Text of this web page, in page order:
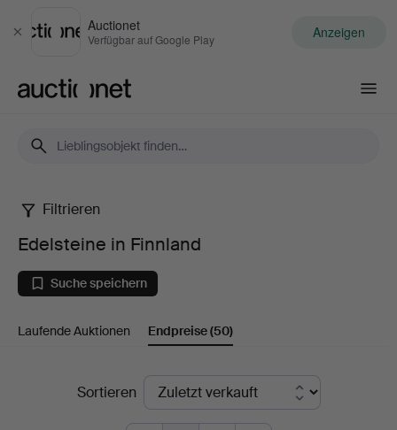
Schließen
Auctionet
Verfügbar auf Google Play Anzeigen
Edelsteine
in
Finnland
Filtrieren
Edelsteine in Finnland
Suche speichern
Laufende Auktionen Endpreise(50)
EndpreiseSortieren